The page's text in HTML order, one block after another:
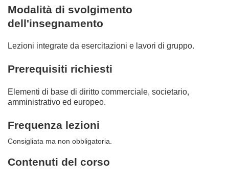
Modalità di svolgimento
dell'insegnamento
Lezioni integrate da esercitazioni e lavori di gruppo.
Prerequisiti richiesti
Elementi di base di diritto commerciale, societario,
amministrativo ed europeo.
Frequenza lezioni
Consigliata ma non obbligatoria.
Contenuti del corso